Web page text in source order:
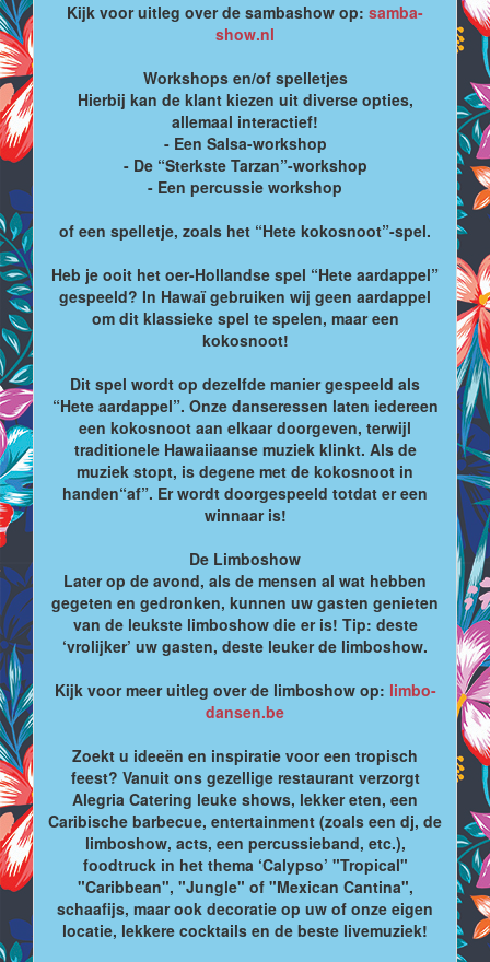
Kijk voor uitleg over de sambashow op: samba-
show.nl
Workshops en/of spelletjes
Hierbij kan de klant kiezen uit diverse opties,
allemaal interactief!
- Een Salsa-workshop
- De “Sterkste Tarzan”-workshop
- Een percussie workshop
of een spelletje, zoals het “Hete kokosnoot”-spel.
Heb je ooit het oer-Hollandse spel “Hete aardappel”
gespeeld? In Hawaï gebruiken wij geen aardappel
om dit klassieke spel te spelen, maar een
kokosnoot!
Dit spel wordt op dezelfde manier gespeeld als
“Hete aardappel”. Onze danseressen laten iedereen
een kokosnoot aan elkaar doorgeven, terwijl
traditionele Hawaiiaanse muziek klinkt. Als de
muziek stopt, is degene met de kokosnoot in
handen“af”. Er wordt doorgespeeld totdat er een
winnaar is!
De Limboshow
Later op de avond, als de mensen al wat hebben
gegeten en gedronken, kunnen uw gasten genieten
van de leukste limboshow die er is! Tip: deste
‘vrolijker’ uw gasten, deste leuker de limboshow.
Kijk voor meer uitleg over de limboshow op: limbo-
dansen.be
Zoekt u ideeën en inspiratie voor een tropisch
feest? Vanuit ons gezellige restaurant verzorgt
Alegria Catering leuke shows, lekker eten, een
Caribische barbecue, entertainment (zoals een dj, de
limboshow, acts, een percussieband, etc.),
foodtruck in het thema ‘Calypso’ "Tropical"
"Caribbean", "Jungle" of "Mexican Cantina",
schaafijs, maar ook decoratie op uw of onze eigen
locatie, lekkere cocktails en de beste livemuziek!